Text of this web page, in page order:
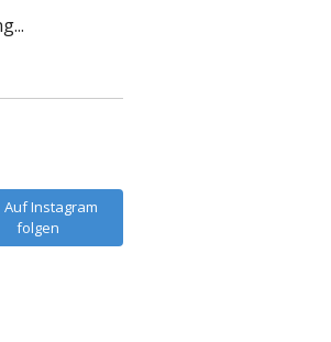
Auf Instagram
folgen